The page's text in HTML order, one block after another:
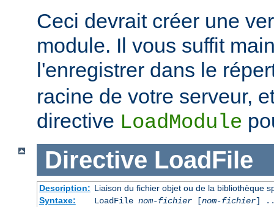
Ceci devrait créer une
module. Il vous suffit
l'enregistrer dans le
racine de votre serveur,
directive LoadModule
Directive LoadFile
Description: Liaison du fichier objet ou de la bibliothèque
Syntaxe:
LoadFile nom-fichier[nom-fichier]